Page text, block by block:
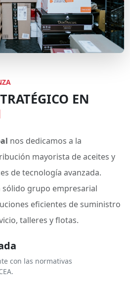
EN
nos dedicamos a la
mayorista de aceites y
de tecnología avanzada.
grupo empresarial
eficientes de suministro
talleres y flotas.
con las normativas